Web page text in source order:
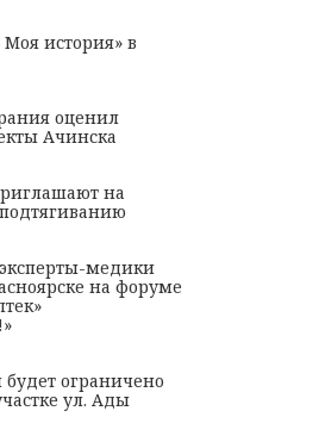
Моя история» в
оценил
Ачинска
на
медики
на форуме
будет ограничено
ул. Ады